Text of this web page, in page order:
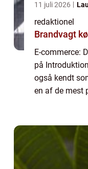
11 juli 2026
redaktionel
Brandvagt
E-commerce:
på
også kendt
en af de mest